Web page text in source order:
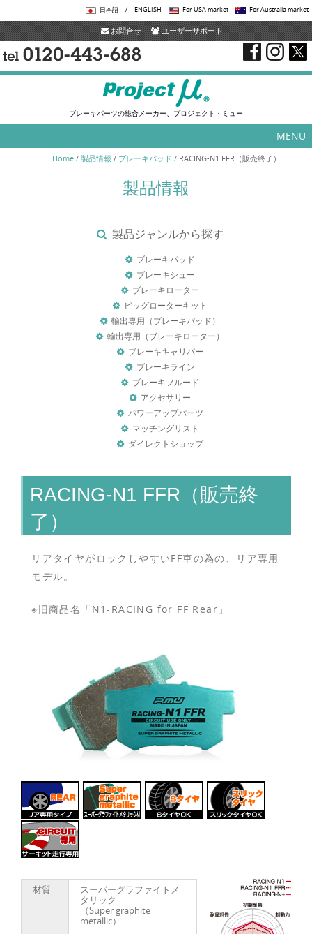
For Australia market
For USA market
ENGLISH
/
日本語
お問合せ ユーザーサポート
ブレーキパーツの総合メーカー、プロジェクト・ミュー
MENU
Skip to content
Home/ 製品情報 / ブレーキパッド / RACING-N1 FFR（販売終了）
製品情報
製品ジャンルから探す
ブレーキパッド
ブレーキシュー
ブレーキローター
ビッグローターキット
輸出専用（ブレーキパッド）
輸出専用（ブレーキローター）
ブレーキキャリパー
ブレーキライン
ブレーキフルード
アクセサリー
パワーアップパーツ
マッチングリスト
ダイレクトショップ
RACING-N1 FFR（販売終
了）
リアタイヤがロックしやすいFF車の為の、リア専用
モデル。
※旧商品名「N1-RACING for FF Rear」
材質
スーパーグラファイトメ
タリック
（Super graphite
metallic）